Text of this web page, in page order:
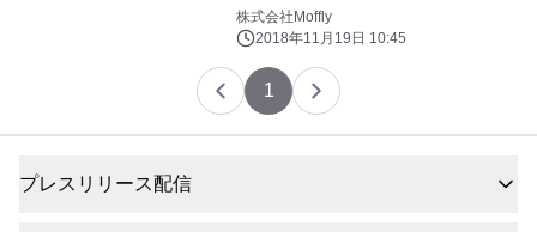
株式会社Moffly
2018年11月19日 10:45
1
プレスリリース配信